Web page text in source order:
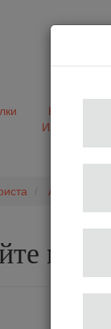
Кофе&Чай
Ингредиенты
Темпер